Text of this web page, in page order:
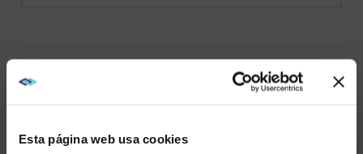
Esta página web usa cookies
to
view